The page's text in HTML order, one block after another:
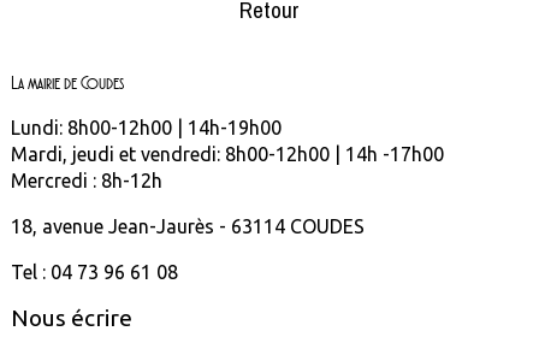
Retour
La mairie de Coudes
Lundi: 8h00-12h00 | 14h-19h00
Mardi, jeudi et vendredi: 8h00-12h00 | 14h -17h00
Mercredi : 8h-12h
18, avenue Jean-Jaurès - 63114 COUDES
Tel : 04 73 96 61 08
Nous écrire